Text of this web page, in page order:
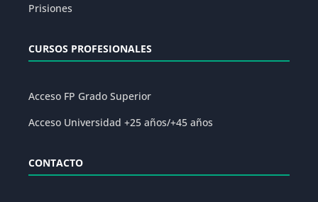
Prisiones
CURSOS PROFESIONALES
Acceso FP Grado Superior
Acceso Universidad +25 años/+45 años
CONTACTO